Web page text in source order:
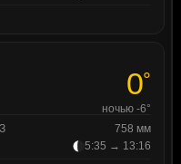
0°
ночью -6°
758 мм
5:35 → 13:16